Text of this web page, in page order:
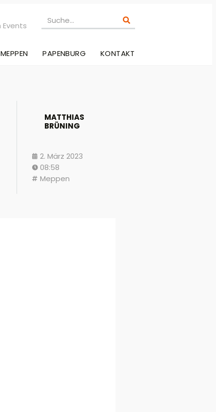
Events
MEPPEN PAPENBURG KONTAKT
MATTHIAS
BRÜNING
2. März 2023
08:58
Meppen